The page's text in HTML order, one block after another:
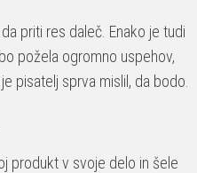
priti res daleč. Enako je tudi
požela ogromno uspehov,
pisatelj sprva mislil, da bodo.
produkt v svoje delo in šele